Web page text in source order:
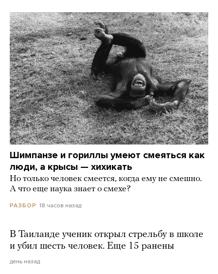
Шимпанзе и гориллы умеют смеяться как
люди, а крысы — хихикать
Но только человек смеется, когда ему не смешно.
А что еще наука знает о смехе?
РАЗБОР 18 часов назад
В Таиланде ученик открыл стрельбу в школе
и убил шесть человек. Еще 15 ранены
день назад